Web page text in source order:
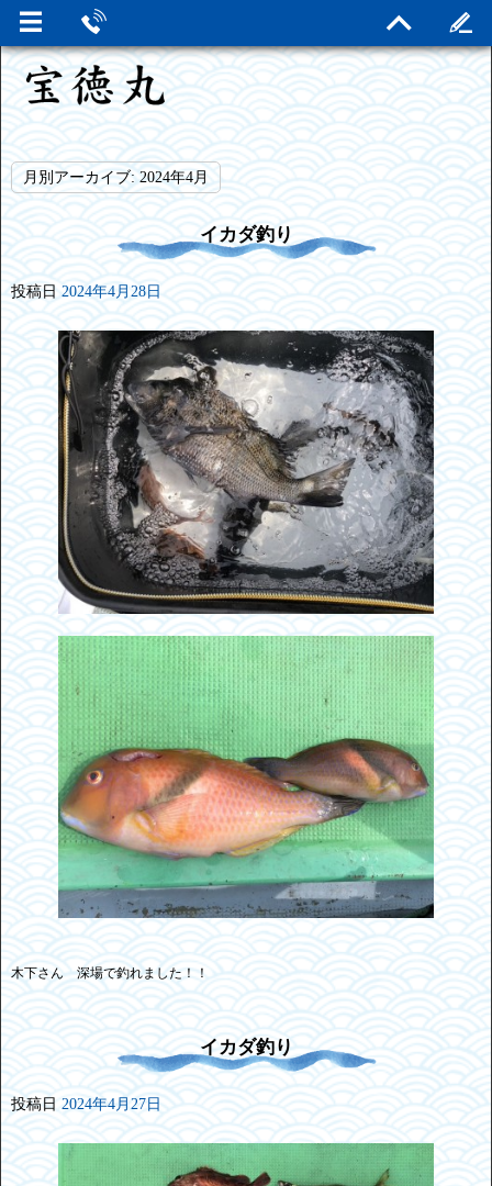
月別アーカイブ:2024年4月
イカダ釣り
投稿日 2024年4月28日
木下さん 深場で釣れました！！
イカダ釣り
投稿日 2024年4月27日